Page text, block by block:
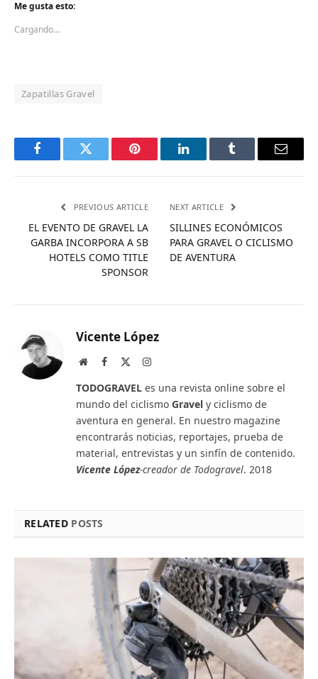
Me gusta esto:
Cargando...
Zapatillas Gravel
FacebookTwitter Pinterest LinkedInTumblr Email
PREVIOUS ARTICLE
EL EVENTO DE GRAVEL LA
GARBA INCORPORA A SB
HOTELS COMO TITLE
SPONSOR
NEXT ARTICLE
SILLINES ECONÓMICOS
PARA GRAVEL O CICLISMO
DE AVENTURA
Vicente López
WebsiteFacebook Instagram
TODOGRAVEL es una revista online sobre el
mundo del ciclismo Gravel y ciclismo de
aventura en general. En nuestro magazine
encontrarás noticias, reportajes, prueba de
material, entrevistas y un sinfín de contenido.
Vicente López-creador de Todogravel. 2018
RELATED POSTS